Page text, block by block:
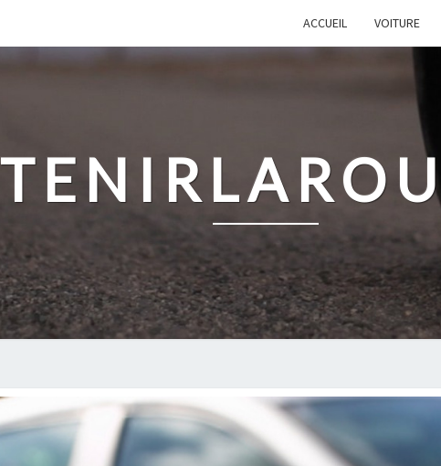
ACCUEIL VOITURE